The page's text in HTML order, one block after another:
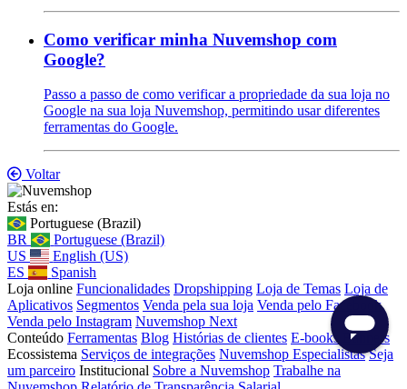
Como verificar minha Nuvemshop com
Google?
Passo a passo de como verificar a propriedade da sua loja no
Google na sua loja Nuvemshop, permitindo usar diferentes
ferramentas do Google.
Voltar
Estás en:
Portuguese (Brazil)
BR
Portuguese (Brazil)
US
English (US)
ES
Spanish
Loja online Funcionalidades Dropshipping Loja de Temas Loja de
Aplicativos Segmentos Venda pela sua loja Venda pelo Facebook
Venda pelo Instagram Nuvemshop Next
Conteúdo Ferramentas Blog Histórias de clientes E-books
Banners
Ecossistema Serviços de integrações Nuvemshop Especialistas Seja
um parceiro Institucional Sobre a Nuvemshop Trabalhe na